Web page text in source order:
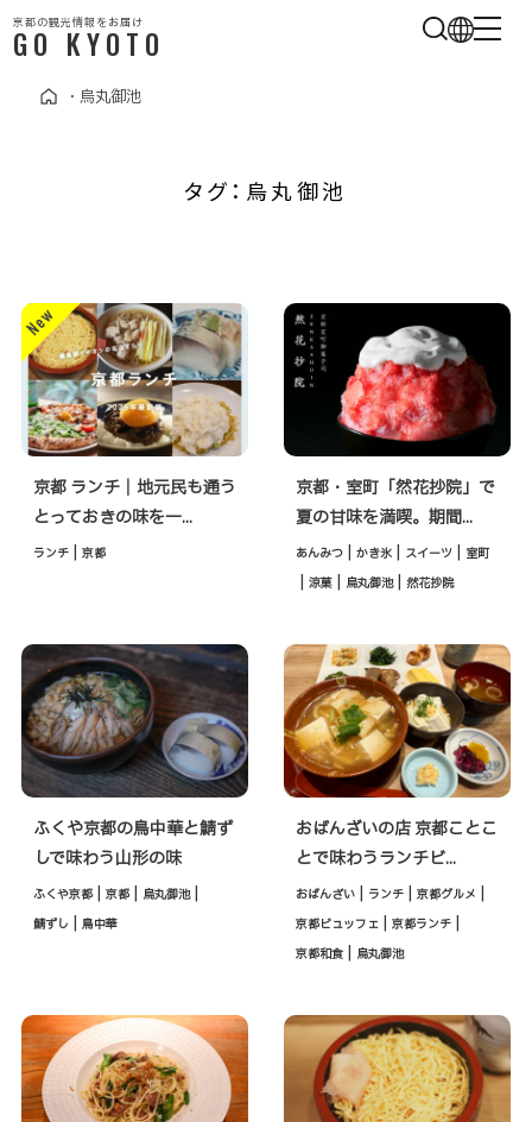
・ 烏丸御池
タグ：烏丸御池
京都 ランチ｜地元民も通う
とっておきの味を一...
ランチ | 京都
京都・室町「然花抄院」で
夏の甘味を満喫。期間...
あんみつ | かき氷 | スイーツ | 室町
| 涼菓 | 烏丸御池 | 然花抄院
ふくや京都の鳥中華と鯖ず
しで味わう山形の味
ふくや京都 | 京都 | 烏丸御池 |
鯖ずし | 鳥中華
おばんざいの店 京都ことこ
とで味わうランチビ...
おばんざい | ランチ | 京都グルメ |
京都ビュッフェ | 京都ランチ |
京都和食 | 烏丸御池
京都の観光情報をお届け
GO KYOTO